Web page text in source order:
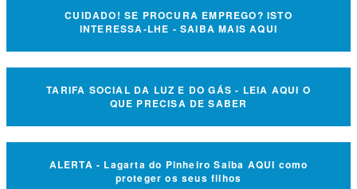
CUIDADO! SE PROCURA EMPREGO? ISTO
INTERESSA-LHE - SAIBA MAIS AQUI
TARIFA SOCIAL DA LUZ E DO GÁS - LEIA AQUI O
QUE PRECISA DE SABER
ALERTA - Lagarta do Pinheiro Saiba AQUI como
proteger os seus filhos